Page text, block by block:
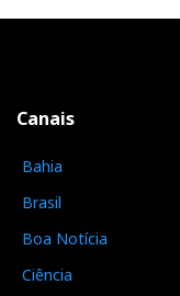
Canais
Bahia
Brasil
Boa Notícia
Ciência